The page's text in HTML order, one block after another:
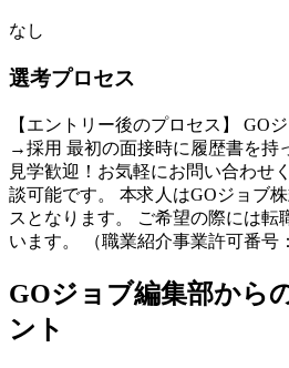
なし
選考プロセス
【エントリー後のプロセス】 GO
→採用 最初の面接時に履歴書を持
見学歓迎！お気軽にお問い合わせ
談可能です。 本求人はGOジョブ
スとなります。 ご希望の際には転
います。 （職業紹介事業許可番号
GOジョブ編集部から
ント